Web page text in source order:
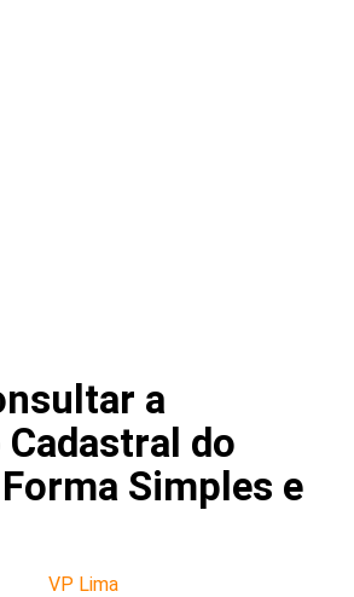
a
do
Simples e
VP Lima